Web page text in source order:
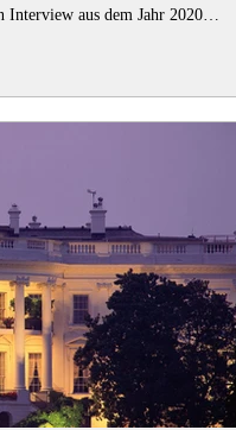
Interview aus dem Jahr 2020